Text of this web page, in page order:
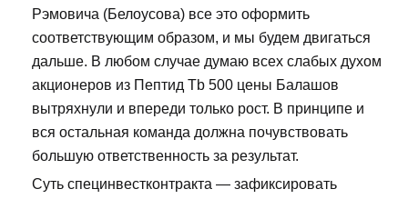
Рэмовича (Белоусова) все это оформить
соответствующим образом, и мы будем двигаться
дальше. В любом случае думаю всех слабых духом
акционеров из Пептид Tb 500 цены Балашов
вытряхнули и впереди только рост. В принципе и
вся остальная команда должна почувствовать
большую ответственность за результат.
Суть специнвестконтракта — зафиксировать